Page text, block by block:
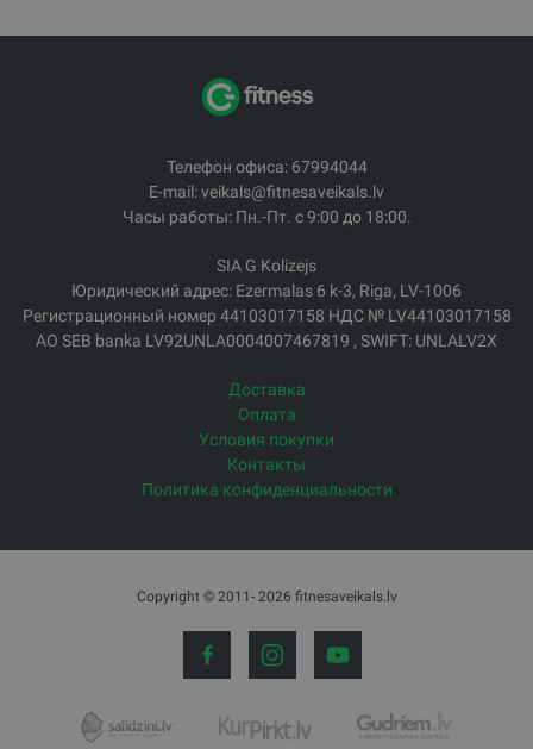
Телефон офиса: 67994044
E-mail: veikals@fitnesaveikals.lv
Часы работы: Пн.-Пт. с 9:00 до 18:00.
SIA G Kolizejs
Юридический адрес: Ezermalas 6 k-3, Riga, LV-1006
Регистрационный номер 44103017158 НДС № LV44103017158
АО SEB banka LV92UNLA0004007467819 , SWIFT: UNLALV2X
Доставка
Оплата
Условия покупки
Контакты
Политика конфиденциальности
Copyright © 2011- 2026 fitnesaveikals.lv